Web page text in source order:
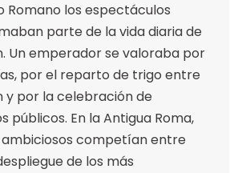
Romano los espectáculos
parte de la vida diaria de
Un emperador se valoraba por
por el reparto de trigo entre
y por la celebración de
públicos. En la Antigua Roma,
competían entre
de los más